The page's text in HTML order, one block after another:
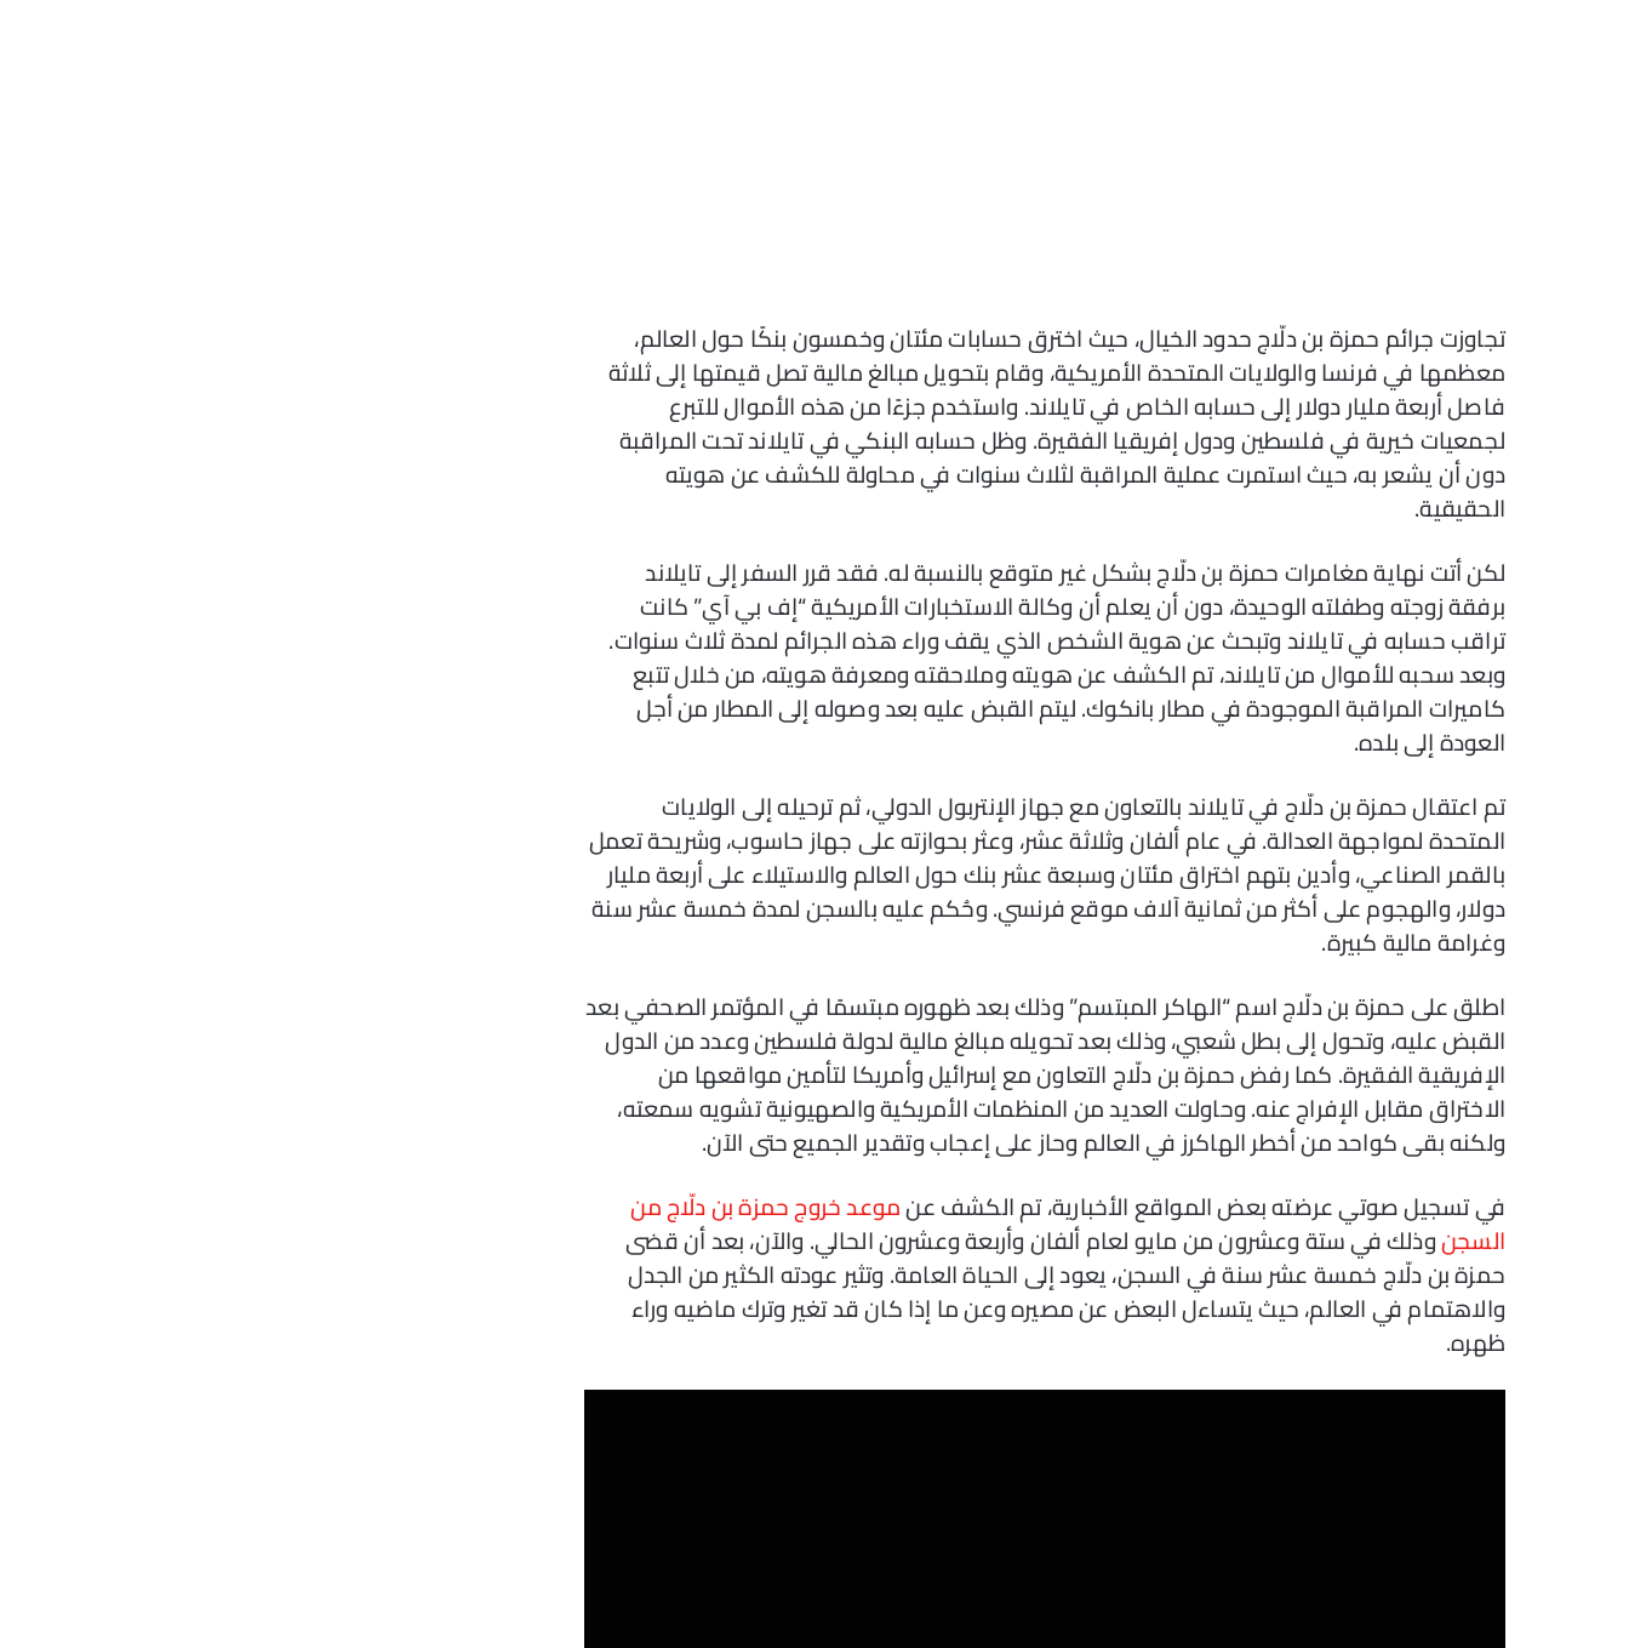
تجاوزت جرائم حمزة بن دلّاج حدود الخيال، حيث اخترق حسابات مئتان وخمسون بنكًا حول العالم،
معظمها في فرنسا والولايات المتحدة الأمريكية، وقام بتحويل مبالغ مالية تصل قيمتها إلى ثلاثة
فاصل أربعة مليار دولار إلى حسابه الخاص في تايلاند. واستخدم جزءًا من هذه الأموال للتبرع
لجمعيات خيرية في فلسطين ودول إفريقيا الفقيرة. وظل حسابه البنكي في تايلاند تحت المراقبة
دون أن يشعر به، حيث استمرت عملية المراقبة لثلاث سنوات في محاولة للكشف عن هويته
الحقيقية.
لكن أتت نهاية مغامرات حمزة بن دلّاج بشكل غير متوقع بالنسبة له. فقد قرر السفر إلى تايلاند
برفقة زوجته وطفلته الوحيدة، دون أن يعلم أن وكالة الاستخبارات الأمريكية “إف بي آي” كانت
تراقب حسابه في تايلاند وتبحث عن هوية الشخص الذي يقف وراء هذه الجرائم لمدة ثلاث سنوات.
وبعد سحبه للأموال من تايلاند، تم الكشف عن هويته وملاحقته ومعرفة هويته، من خلال تتبع
كاميرات المراقبة الموجودة في مطار بانكوك. ليتم القبض عليه بعد وصوله إلى المطار من أجل
العودة إلى بلده.
تم اعتقال حمزة بن دلّاج في تايلاند بالتعاون مع جهاز الإنتربول الدولي، ثم ترحيله إلى الولايات
المتحدة لمواجهة العدالة. في عام ألفان وثلاثة عشر، وعثر بحوازته على جهاز حاسوب، وشريحة تعمل
بالقمر الصناعي، وأدين بتهم اختراق مئتان وسبعة عشر بنك حول العالم والاستيلاء على أربعة مليار
دولار، والهجوم على أكثر من ثمانية آلاف موقع فرنسي. وحُكم عليه بالسجن لمدة خمسة عشر سنة
وغرامة مالية كبيرة.
اطلق على حمزة بن دلّاج اسم “الهاكر المبتسم” وذلك بعد ظهوره مبتسمًا في المؤتمر الصحفي بعد
القبض عليه، وتحول إلى بطل شعبي، وذلك بعد تحويله مبالغ مالية لدولة فلسطين وعدد من الدول
الإفريقية الفقيرة. كما رفض حمزة بن دلّاج التعاون مع إسرائيل وأمريكا لتأمين مواقعها من
الاختراق مقابل الإفراج عنه. وحاولت العديد من المنظمات الأمريكية والصهيونية تشويه سمعته،
ولكنه بقى كواحد من أخطر الهاكرز في العالم وحاز على إعجاب وتقدير الجميع حتى الآن.
في تسجيل صوتي عرضته بعض المواقع الأخبارية، تم الكشف عنموعد خروج حمزة بن دلّاج من
السجنوذلك في ستة وعشرون من مايو لعام ألفان وأربعة وعشرون الحالي. والآن، بعد أن قضى
حمزة بن دلّاج خمسة عشر سنة في السجن، يعود إلى الحياة العامة. وتثير عودته الكثير من الجدل
والاهتمام في العالم، حيث يتساءل البعض عن مصيره وعن ما إذا كان قد تغير وترك ماضيه وراء
ظهره.